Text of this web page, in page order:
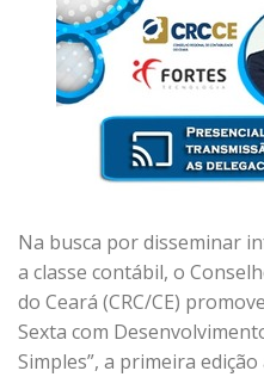
Na busca por disseminar
a classe contábil, o
do Ceará (CRC/CE)
Sexta com
Simples”, a primeira